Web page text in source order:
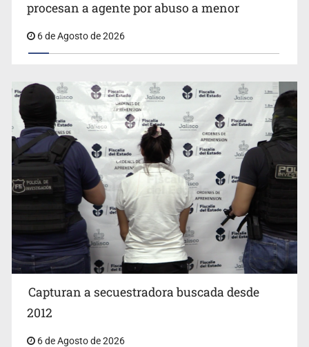
Critican inoperancia de la ASEJ para recuperar fondos
públicos
Cae ex mando por agresión a ex pareja y procesan a
agente por abuso a menor
procesan a agente por abuso a menor
6 de Agosto de 2026
Capturan a secuestradora buscada desde
2012
6 de Agosto de 2026